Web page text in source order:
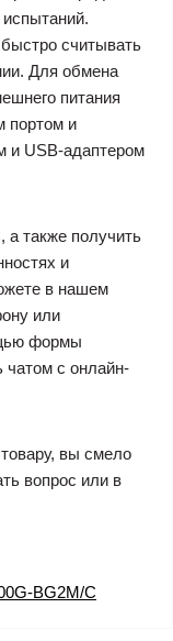
считывать
Для обмена
питания
портом и
и USB-адаптером
а также получить
и
в нашем
или
формы
чатом с онлайн-
вы смело
вопрос или в
BG2M/C